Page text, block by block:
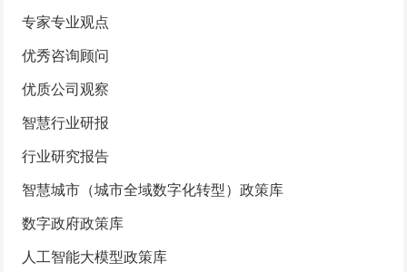
专家专业观点
优秀咨询顾问
优质公司观察
智慧行业研报
行业研究报告
智慧城市（城市全域数字化转型）政策库
数字政府政策库
人工智能大模型政策库